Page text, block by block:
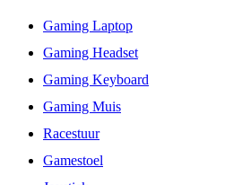
Gaming Laptop
Gaming Headset
Gaming Keyboard
Gaming Muis
Racestuur
Gamestoel